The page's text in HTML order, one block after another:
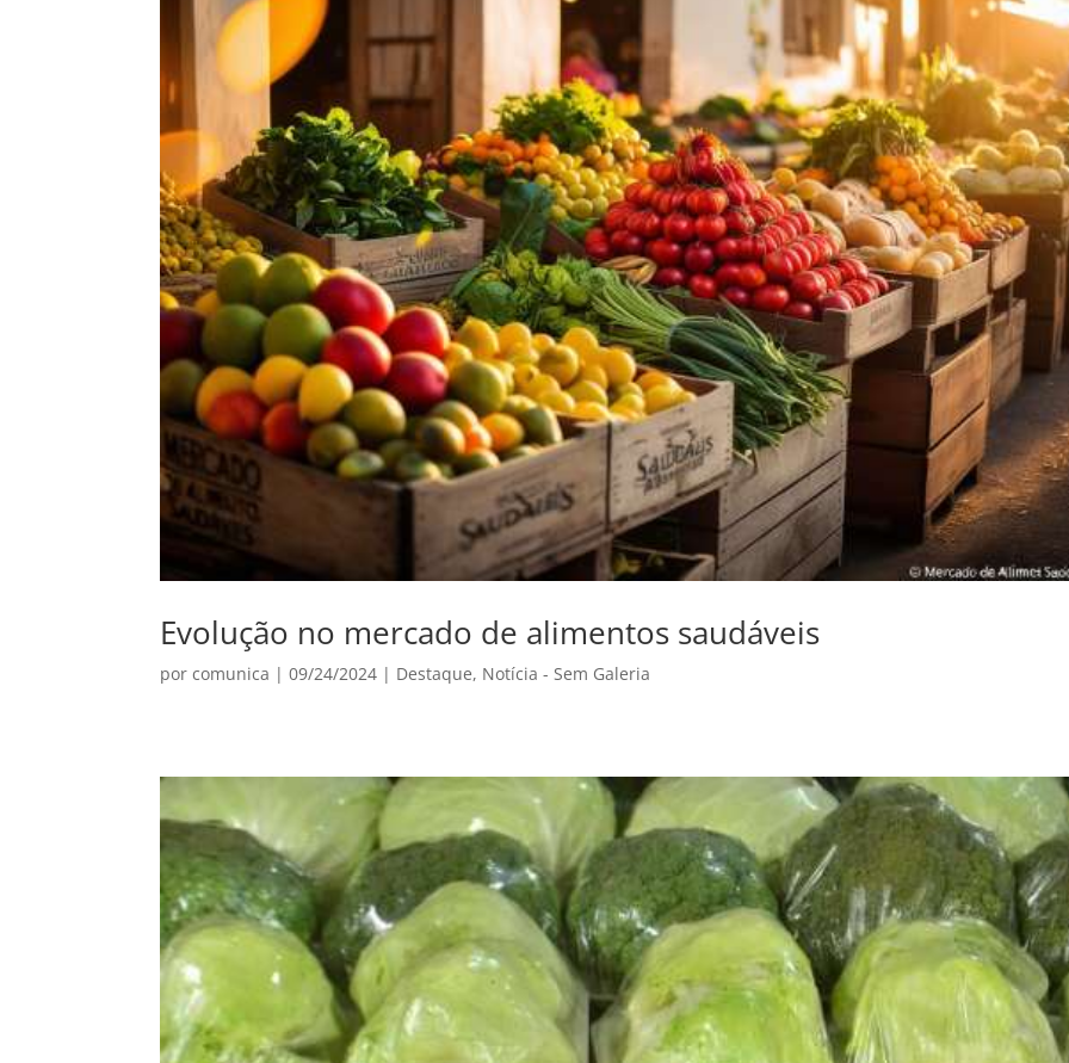
Evolução no mercado de alimentos saudáveis
porcomunica |09/24/2024 | Destaque, Notícia - Sem Galeria